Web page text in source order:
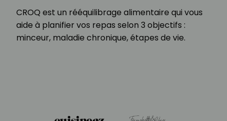
CROQ est un rééquilibrage alimentaire qui vous
aide à planifier vos repas selon 3 objectifs :
minceur, maladie chronique, étapes de vie.